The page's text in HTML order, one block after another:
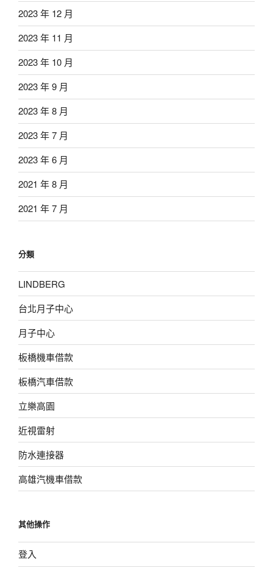
2023 年 12 月
2023 年 11 月
2023 年 10 月
2023 年 9 月
2023 年 8 月
2023 年 7 月
2023 年 6 月
2021 年 8 月
2021 年 7 月
分類
LINDBERG
台北月子中心
月子中心
板橋機車借款
板橋汽車借款
立樂高園
近視雷射
防水連接器
高雄汽機車借款
其他操作
登入